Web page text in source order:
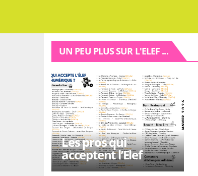
UN PEU PLUS SUR L'ELEF ...
Les pros qui
acceptent l’Elef
numérique !